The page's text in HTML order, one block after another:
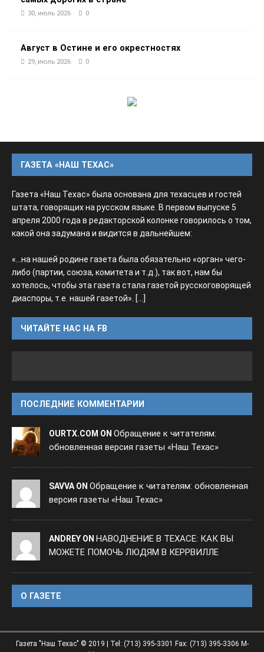
30, июль 2026 0
Август в Остине и его окрестностях
29, июль 2026 0
ГАЗЕТА «НАШ ТЕХАС»
Газета «Наш Техас» была основана для техасцев и гостей
штата, говорящих на русском языке. В первом выпуске 5
апреля 2000 года в редакторской колонке говорилось о том,
какой она задумана и видится в дальнейшем:
«...на нашей родине газета была обязательно «орган» чего-
либо (партии, союза, комитета и т.д.), так вот, нам бы
хотелось, чтобы эта газета стала газетой русскоговорящей
диаспоры, т.е. нашей газетой». [...]
ЧИТАЙТЕ НАС НА FB
ПОСЛЕДНИЕ КОММЕНТАРИИ
OURTX.COM ON Обращение к читателям:
обновленная версия газеты «Наш Техас»
SAVVA ON Обращение к читателям: обновленная
версия газеты «Наш Техас»
ANDREY ON НАВОДНЕНИЕ В ТЕХАСЕ: КАК ВЫ
МОЖЕТЕ ПОМОЧЬ ЛЮДЯМ В КЕРРВИЛЛЕ
O ГАЗЕТЕ
Газета "Наш Техас" © 2019 | Tel: (713) 395-3301 Fax: (713) 395-3306 M-